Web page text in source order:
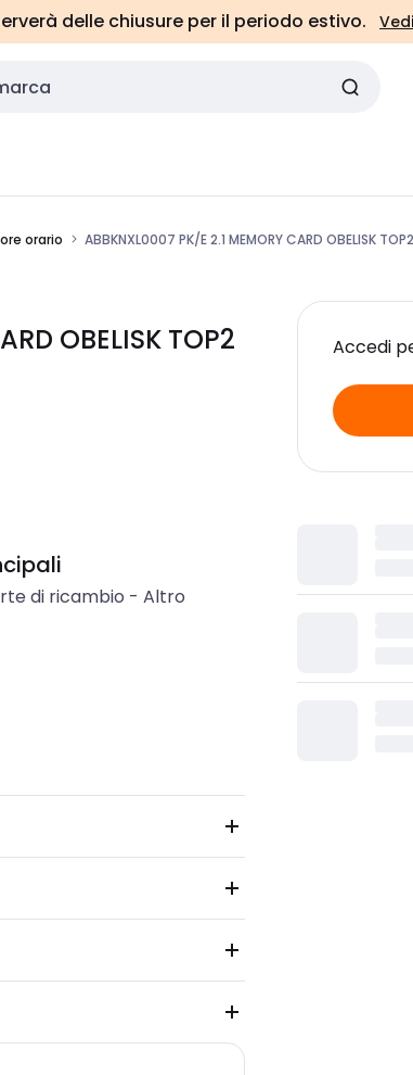
delle chiusure per il periodo estivo.
orario ABBKNXL0007 PK/E 2.1 MEMORY CARD OBELISK TOP2
OBELISK TOP2 Accedi
di ricambio - Altro